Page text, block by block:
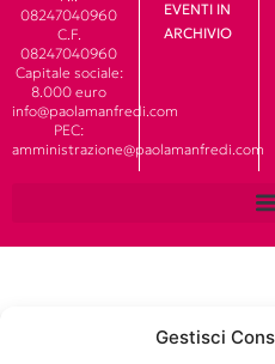
Gestisci
08247040960
C.F.
08247040960
Capitale sociale:
8.000 euro
info@paolamanfredi.com
PEC:
amministrazione@paolamanfredi.com
EVENTI IN
ARCHIVIO